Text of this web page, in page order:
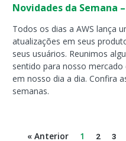
Novidades da Semana
Todos os dias a AWS lança
atualizações em seus
seus usuários. Reunimos
sentido para nosso
em nosso dia a dia. Confira
semanas.
« Anterior 1 2 3